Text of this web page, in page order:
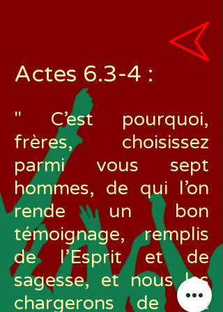
Actes 6.3-4 :
" C’est pourquoi,
frères, choisissez
parmi vous sept
hommes, de qui l’on
rende un bon
témoignage, remplis
de l’Esprit et de
sagesse, et nous les
chargerons de cet